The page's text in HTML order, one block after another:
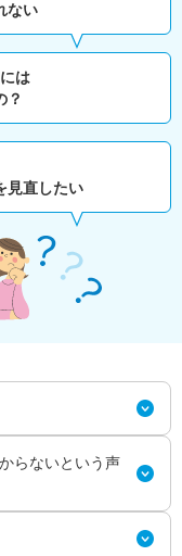
ない
は
？
見直したい
らないという声